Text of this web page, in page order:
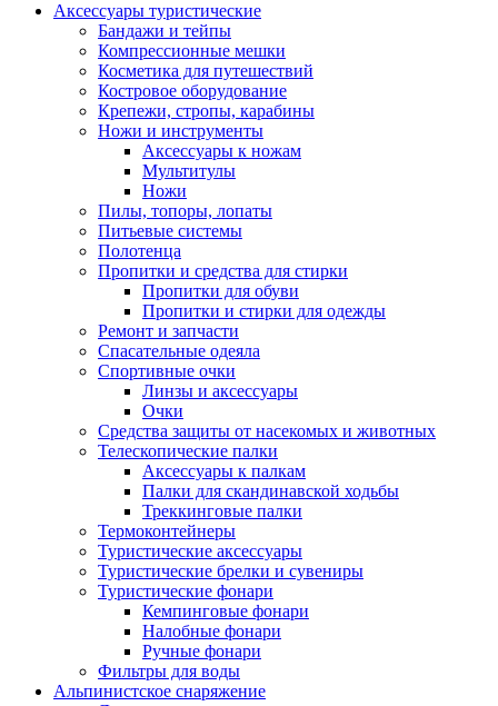
Аксессуары туристические
Бандажи и тейпы
Компрессионные мешки
Косметика для путешествий
Костровое оборудование
Крепежи, стропы, карабины
Ножи и инструменты
Аксессуары к ножам
Мультитулы
Ножи
Пилы, топоры, лопаты
Питьевые системы
Полотенца
Пропитки и средства для стирки
Пропитки для обуви
Пропитки и стирки для одежды
Ремонт и запчасти
Спасательные одеяла
Спортивные очки
Линзы и аксессуары
Очки
Средства защиты от насекомых и животных
Телескопические палки
Аксессуары к палкам
Палки для скандинавской ходьбы
Треккинговые палки
Термоконтейнеры
Туристические аксессуары
Туристические брелки и сувениры
Туристические фонари
Кемпинговые фонари
Налобные фонари
Ручные фонари
Фильтры для воды
Альпинистское снаряжение